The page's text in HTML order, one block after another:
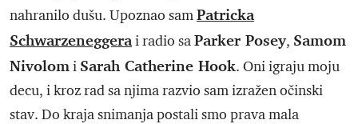
nahranilo dušu. Upoznao samPatricka
Schwarzeneggerai radio saParker Posey, Samom
Nivolomi Sarah Catherine Hook. Oni igraju moju
decu, i kroz rad sa njima razvio sam izražen očinski
stav. Do kraja snimanja postali smo prava mala